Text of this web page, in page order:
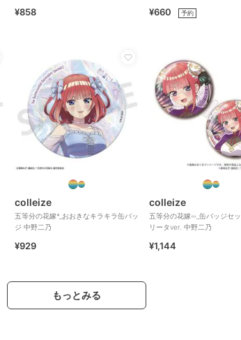
¥858 ¥660 予約
colleize
五等分の花嫁*_おおきなキラキラ缶バッ
ジ 中野二乃
¥929
colleize
五等分の花嫁∽_缶バッジセ
リータver. 中野二乃
¥1,144
もっとみる